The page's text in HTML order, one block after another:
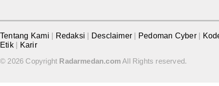
Tentang Kami Redaksi Desclaimer Pedoman Cyber
Etik
Karir
© 2026 Copyright Radarmedan.comAll Rights reserved.